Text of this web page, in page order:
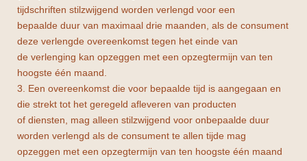
tijdschriften stilzwijgend worden verlengd voor een
bepaalde duur van maximaal drie maanden, als de consument
deze verlengde overeenkomst tegen het einde van
de verlenging kan opzeggen met een opzegtermijn van ten
hoogste één maand.
3. Een overeenkomst die voor bepaalde tijd is aangegaan en
die strekt tot het geregeld afleveren van producten
of diensten, mag alleen stilzwijgend voor onbepaalde duur
worden verlengd als de consument te allen tijde mag
opzeggen met een opzegtermijn van ten hoogste één maand